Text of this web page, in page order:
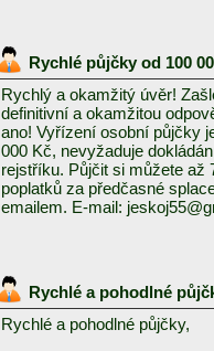
Rychlé půjčky od 100
Rychlý a okamžitý úvěr!
definitivní a okamžitou
ano! Vyřízení osobní půjčky
000 Kč, nevyžaduje
rejstříku. Půjčit si můžete až
poplatků za předčasné
emailem. E-mail:
Rychlé a pohodlné
Rychlé a pohodlné půjčky,